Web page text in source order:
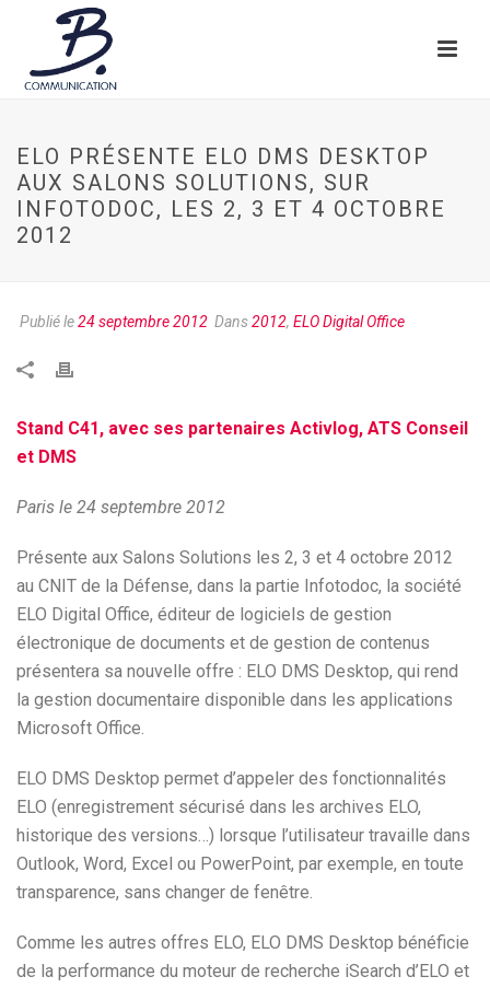
ELO PRÉSENTE ELO DMS DESKTOP
AUX SALONS SOLUTIONS, SUR
INFOTODOC, LES 2, 3 ET 4 OCTOBRE
2012
Publié le24 septembre 2012 Dans2012, ELO Digital Office
Stand C41, avec ses partenaires Activlog, ATS Conseil
et DMS
Paris le 24 septembre 2012
Présente aux Salons Solutions les 2, 3 et 4 octobre 2012
au CNIT de la Défense, dans la partie Infotodoc, la société
ELO Digital Office, éditeur de logiciels de gestion
électronique de documents et de gestion de contenus
présentera sa nouvelle offre : ELO DMS Desktop, qui rend
la gestion documentaire disponible dans les applications
Microsoft Office.
ELO DMS Desktop permet d’appeler des fonctionnalités
ELO (enregistrement sécurisé dans les archives ELO,
historique des versions…) lorsque l’utilisateur travaille dans
Outlook, Word, Excel ou PowerPoint, par exemple, en toute
transparence, sans changer de fenêtre.
Comme les autres offres ELO, ELO DMS Desktop bénéficie
de la performance du moteur de recherche iSearch d’ELO et